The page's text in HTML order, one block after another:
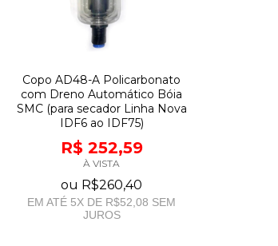
Copo AD48-A Policarbonato
com Dreno Automático Bóia
SMC (para secador Linha Nova
IDF6 ao IDF75)
R$ 252,59
À VISTA
ou R$260,40
EM ATÉ 5X DE R$52,08 SEM
JUROS